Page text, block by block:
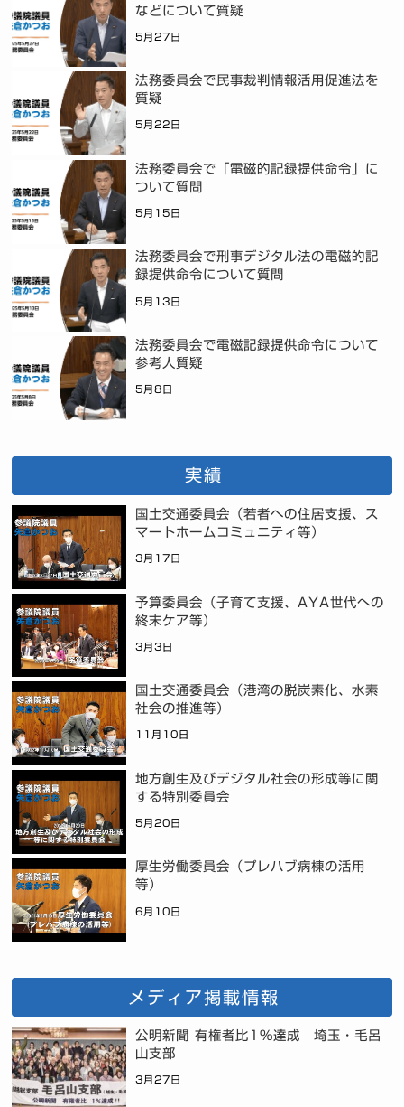
などについて質疑
5月27日
法務委員会で民事裁判情報活用促進法を
質疑
5月22日
法務委員会で「電磁的記録提供命令」に
ついて質問
5月15日
法務委員会で刑事デジタル法の電磁的記
録提供命令について質問
5月13日
法務委員会で電磁記録提供命令について
参考人質疑
5月8日
実績
国土交通委員会（若者への住居支援、ス
マートホームコミュニティ等）
3月17日
予算委員会（子育て支援、AYA世代への
終末ケア等）
3月3日
国土交通委員会（港湾の脱炭素化、水素
社会の推進等）
11月10日
地方創生及びデジタル社会の形成等に関
する特別委員会
5月20日
厚生労働委員会（プレハブ病棟の活用
等）
6月10日
メディア掲載情報
公明新聞 有権者比1%達成 埼玉・毛呂
山支部
3月27日